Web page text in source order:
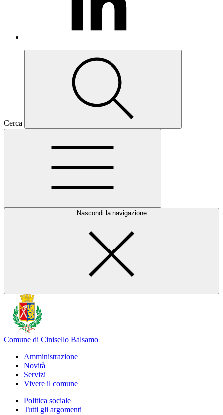
Cerca
Nascondi la navigazione
Comune di Cinisello Balsamo
Amministrazione
Novità
Servizi
Vivere il comune
Politica sociale
Tutti gli argomenti